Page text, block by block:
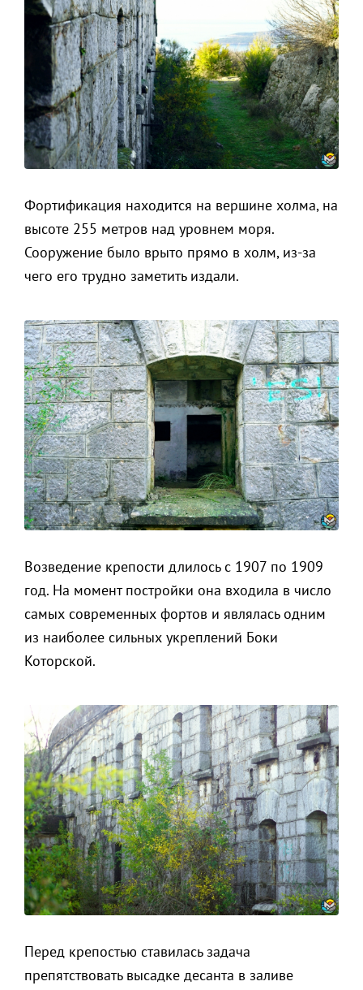
Фортификация находится на вершине холма, на
высоте 255 метров над уровнем моря.
Сооружение было врыто прямо в холм, из-за
чего его трудно заметить издали.
Возведение крепости длилось с 1907 по 1909
год. На момент постройки она входила в число
самых современных фортов и являлась одним
из наиболее сильных укреплений Боки
Которской.
Перед крепостью ставилась задача
препятствовать высадке десанта в заливе